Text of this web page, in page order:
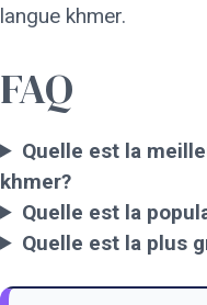
langue khmer.
FAQ
Quelle est la
khmer?
Quelle est la
Quelle est la plus